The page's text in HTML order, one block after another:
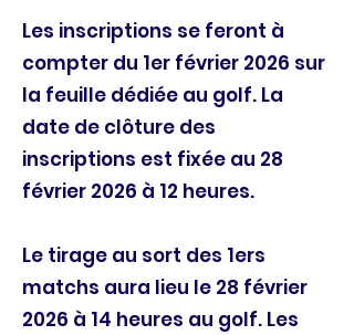
Les inscriptions se feront à
compter du 1er février 2026 sur
la feuille dédiée au golf. La
date de clôture des
inscriptions est fixée au 28
février 2026 à 12 heures.
Le tirage au sort des 1ers
matchs aura lieu le 28 février
2026 à 14 heures au golf. Les